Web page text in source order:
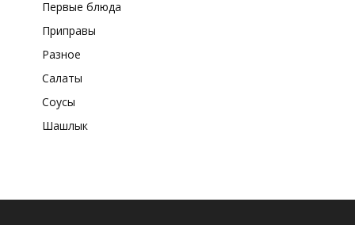
Первые блюда
Приправы
Разное
Салаты
Соусы
Шашлык